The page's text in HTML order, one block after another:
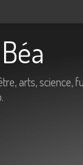
arts, science,